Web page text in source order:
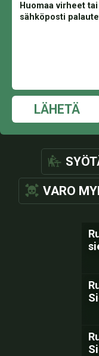
LÄHETÄ
VARO